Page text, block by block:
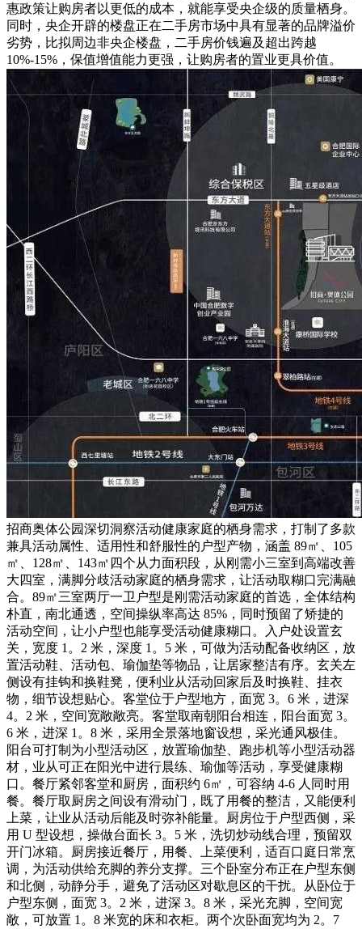
惠政策让购房者以更低的成本，就能享受央企级的质量栖身。
同时，央企开辟的楼盘正在二手房市场中具有显著的品牌溢价
劣势，比拟周边非央企楼盘，二手房价钱遍及超出跨越
10%-15%，保值增值能力更强，让购房者的置业更具价值。
招商奥体公园深切洞察活动健康家庭的栖身需求，打制了多款
兼具活动属性、适用性和舒服性的户型产物，涵盖 89㎡、105
㎡、128㎡、143㎡四个从力面积段，从刚需小三室到高端改善
大四室，满脚分歧活动家庭的栖身需求，让活动取糊口完满融
合。89㎡三室两厅一卫户型是刚需活动家庭的首选，全体结构
朴直，南北通透，空间操纵率高达 85%，同时预留了矫捷的
活动空间，让小户型也能享受活动健康糊口。入户处设置玄
关，宽度 1。2 米，深度 1。5 米，可做为活动配备收纳区，放
置活动鞋、活动包、瑜伽垫等物品，让居家整洁有序。玄关左
侧设有挂钩和换鞋凳，便利业从活动回家后及时换鞋、挂衣
物，细节设想贴心。客堂位于户型地方，面宽 3。6 米，进深
4。2 米，空间宽敞敞亮。客堂取南朝阳台相连，阳台面宽 3。
6 米，进深 1。8 米，采用全景落地窗设想，采光通风极佳。
阳台可打制为小型活动区，放置瑜伽垫、跑步机等小型活动器
材，业从可正在阳光中进行晨练、瑜伽等活动，享受健康糊
口。餐厅紧邻客堂和厨房，面积约 6㎡，可容纳 4-6 人同时用
餐。餐厅取厨房之间设有滑动门，既了用餐的整洁，又能便利
上菜，让业从活动后能及时弥补能量。厨房位于户型西侧，采
用 U 型设想，操做台面长 3。5 米，洗切炒动线合理，预留双
开门冰箱。厨房接近餐厅，用餐、上菜便利，适百口庭日常烹
调，为活动供给充脚的养分支撑。三个卧室分布正在户型东侧
和北侧，动静分手，避免了活动区对歇息区的干扰。从卧位于
户型东侧，面宽 3。2 米，进深 3。8 米，采光充脚，空间宽
敞，可放置 1。8 米宽的床和衣柜。两个次卧面宽均为 2。7